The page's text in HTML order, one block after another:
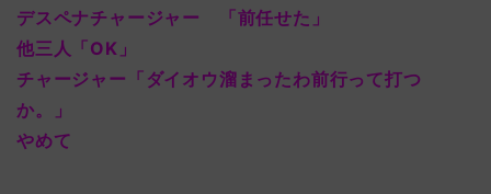
デスペナチャージャー 「前任せた」
他三人「OK」
チャージャー「ダイオウ溜まったわ前行って打つ
か。」
やめて